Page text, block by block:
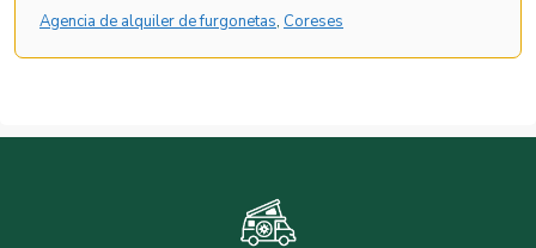
Agencia de alquiler de furgonetas, Coreses